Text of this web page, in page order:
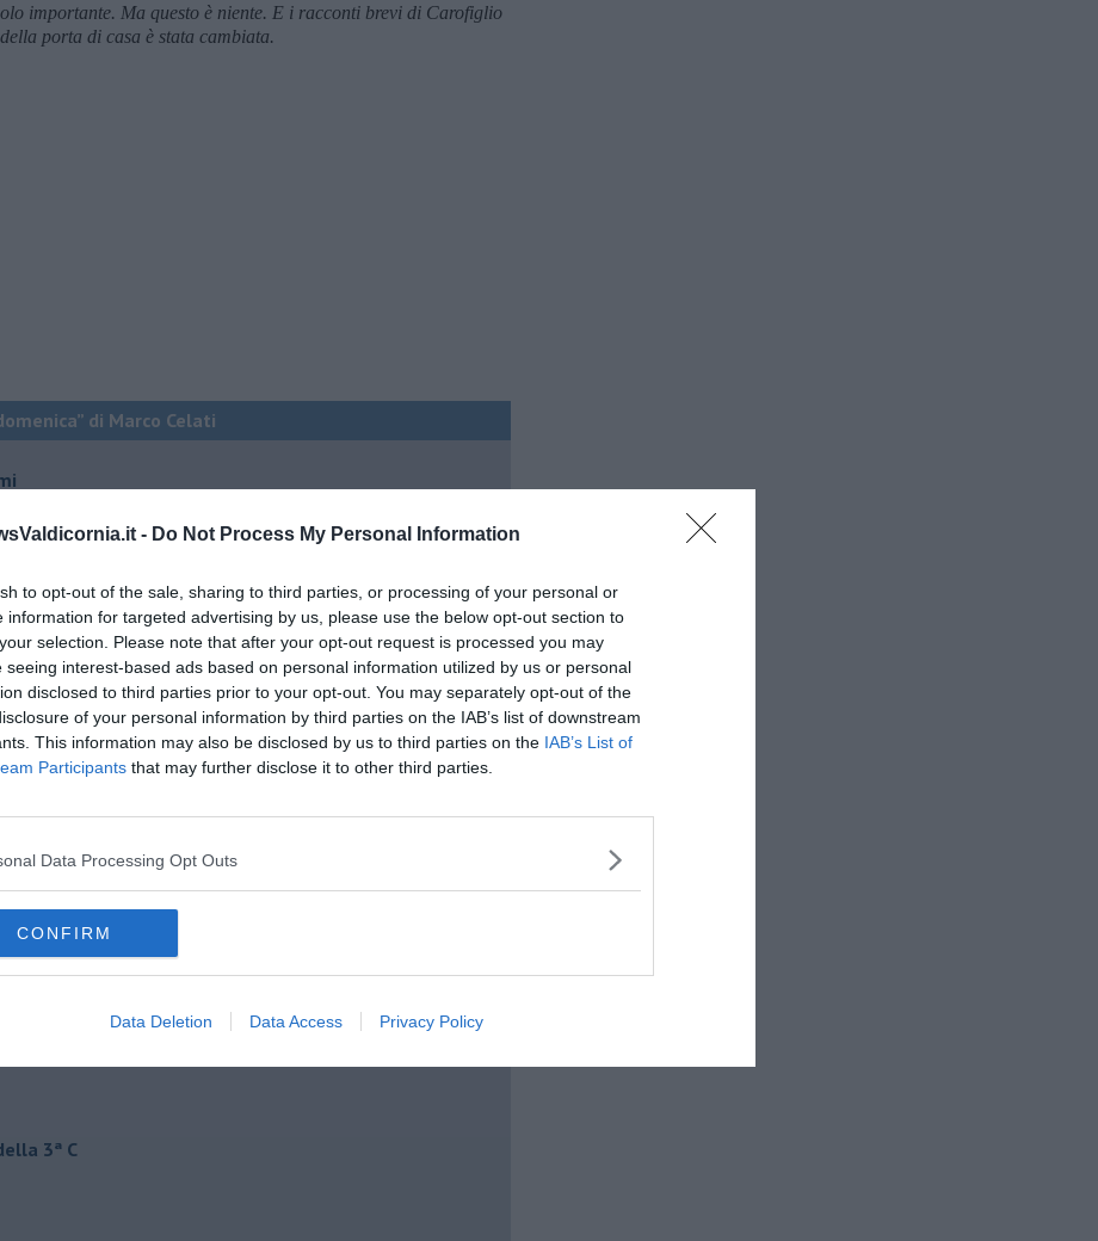
- Do Not Process My Personal Information
to opt-out of the sale, sharing to third parties, or processing of your personal or
information for targeted advertising by us, please use the below opt-out section to
selection. Please note that after your opt-out request is processed you may
seeing interest-based ads based on personal information utilized by us or personal
disclosed to third parties prior to your opt-out. You may separately opt-out of the
of your personal information by third parties on the IAB’s list of downstream
This information may also be disclosed by us to third parties on the IAB’s List of
Participants that may further disclose it to other third parties.
Data Processing Opt Outs
CONFIRM
Data Deletion Data Access Privacy Policy
importante. Ma questo è niente. E i racconti brevi di Carofiglio
porta di casa è stata cambiata.
di Marco Celati
3ª C